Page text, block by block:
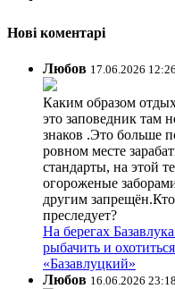
Нові коментарі
Любов 17.06.2026 12:26
Каким образом
это заповедник там
знаков .Это больше
ровном месте
стандарты, на этой
огороженые
другим
преследует?
На берегах
рыбачить и
«Базавлуцкий»
Любов 16.06.2026 23:18